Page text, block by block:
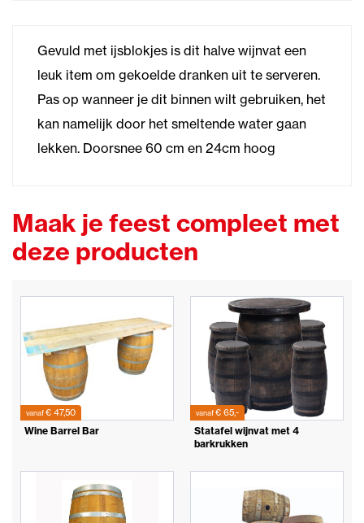
Gevuld met ijsblokjes is dit halve wijnvat een
leuk item om gekoelde dranken uit te serveren.
Pas op wanneer je dit binnen wilt gebruiken, het
kan namelijk door het smeltende water gaan
lekken. Doorsnee 60 cm en 24cm hoog
Maak je feest compleet met
deze producten
vanaf€ 47,50
Wine Barrel Bar
vanaf€ 65,-
Statafel wijnvat met 4
barkrukken